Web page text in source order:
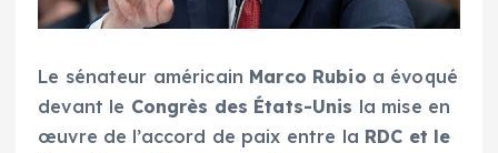
Le sénateur américain Marco Rubio a évoqué
devant le Congrès des États-Unis la mise en
œuvre de l’accord de paix entre la RDC et le